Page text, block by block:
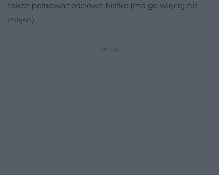
także pełnowartościowe białko (ma go więcej niż
mięso).